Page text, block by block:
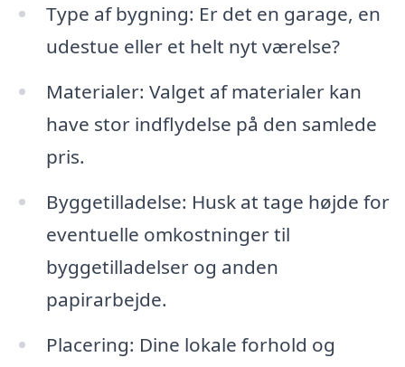
Type af bygning: Er det en garage, en
udestue eller et helt nyt værelse?
Materialer: Valget af materialer kan
have stor indflydelse på den samlede
pris.
Byggetilladelse: Husk at tage højde for
eventuelle omkostninger til
byggetilladelser og anden
papirarbejde.
Placering: Dine lokale forhold og